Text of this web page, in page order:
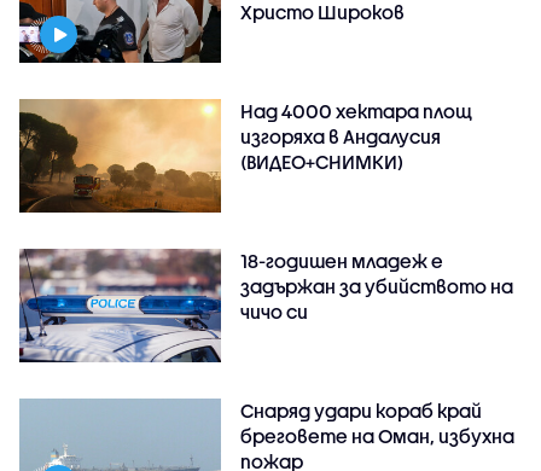
Христо Широков
Над 4000 хектара площ
изгоряха в Андалусия
(ВИДЕО+СНИМКИ)
18-годишен младеж е
задържан за убийството на
чичо си
Снаряд удари кораб край
бреговете на Оман, избухна
пожар